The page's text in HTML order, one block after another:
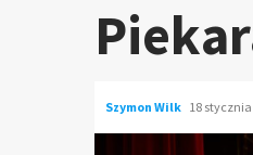
Szymon Wilk 18